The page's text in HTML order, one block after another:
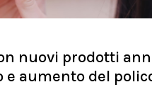
nuovi prodotti
e aumento del